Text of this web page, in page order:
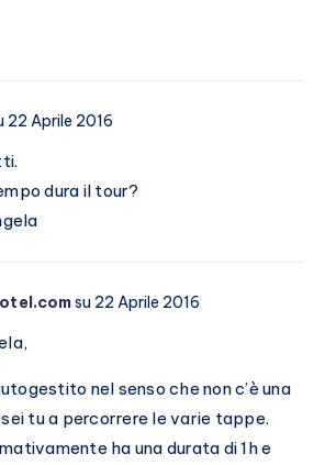
22 Aprile 2016
dura il tour?
su 22 Aprile 2016
nel senso che non c’è una
sei tu a percorrere le varie tappe.
ha una durata di 1h e